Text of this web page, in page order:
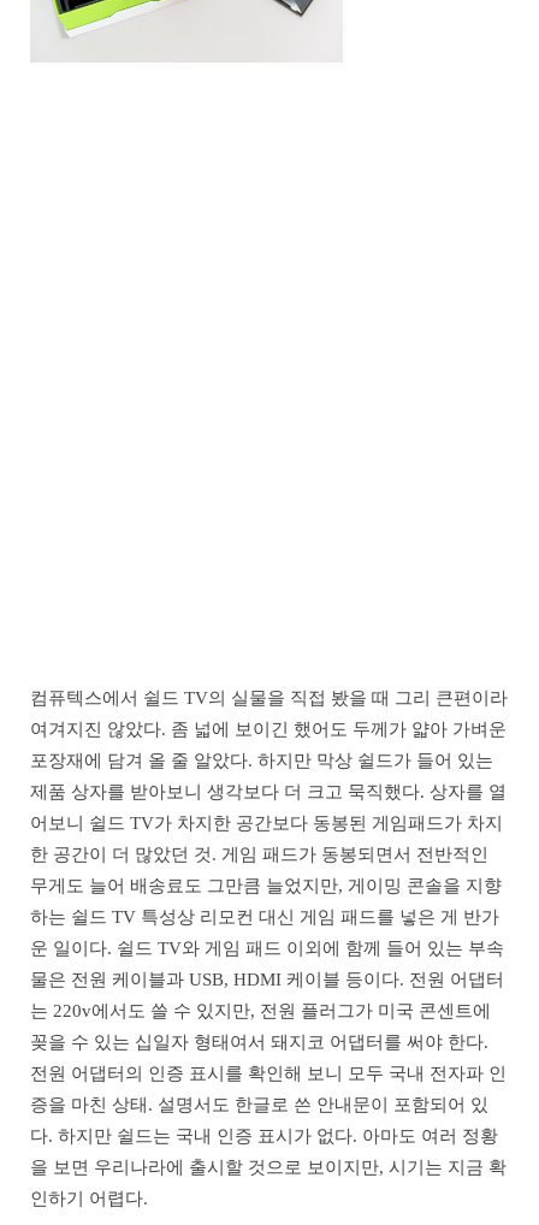
컴퓨텍스에서 쉴드 TV의 실물을 직접 봤을 때 그리 큰편이라
여겨지진 않았다. 좀 넓에 보이긴 했어도 두께가 얇아 가벼운
포장재에 담겨 올 줄 알았다. 하지만 막상 쉴드가 들어 있는
제품 상자를 받아보니 생각보다 더 크고 묵직했다. 상자를 열
어보니 쉴드 TV가 차지한 공간보다 동봉된 게임패드가 차지
한 공간이 더 많았던 것. 게임 패드가 동봉되면서 전반적인
무게도 늘어 배송료도 그만큼 늘었지만, 게이밍 콘솔을 지향
하는 쉴드 TV 특성상 리모컨 대신 게임 패드를 넣은 게 반가
운 일이다. 쉴드 TV와 게임 패드 이외에 함께 들어 있는 부속
물은 전원 케이블과 USB, HDMI 케이블 등이다. 전원 어댑터
는 220v에서도 쓸 수 있지만, 전원 플러그가 미국 콘센트에
꽂을 수 있는 십일자 형태여서 돼지코 어댑터를 써야 한다.
전원 어댑터의 인증 표시를 확인해 보니 모두 국내 전자파 인
증을 마친 상태. 설명서도 한글로 쓴 안내문이 포함되어 있
다. 하지만 쉴드는 국내 인증 표시가 없다. 아마도 여러 정황
을 보면 우리나라에 출시할 것으로 보이지만, 시기는 지금 확
인하기 어렵다.